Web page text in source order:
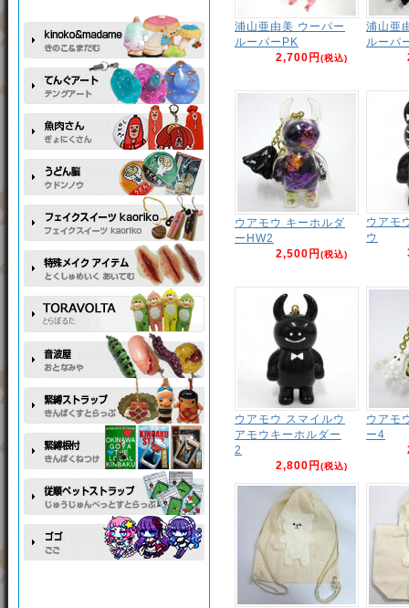
浦山亜由美 ウーパー
ルーパーPK
2,700円 (税込)
浦山亜
ルーパ
ウアモウ キーホルダ
ーHW2
2,500円 (税込)
ウアモ
ウ
ウアモウ スマイルウ
アモウキーホルダー
2
2,800円 (税込)
ウアモ
ー4